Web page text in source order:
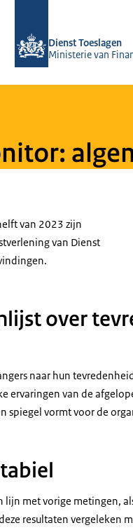
Dienst Toeslagen
Ministerie van
van 2023 zijn
van Dienst
over
naar hun
ervaringen van de
spiegel vormt voor de
lijn met vorige metingen,
resultaten vergeleken